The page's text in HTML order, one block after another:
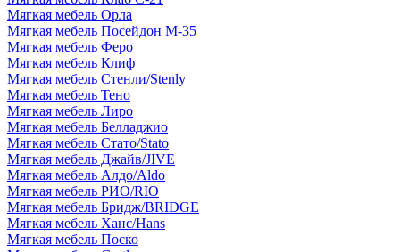
Мягкая мебель Орла
Мягкая мебель Посейдон М-35
Мягкая мебель Феро
Мягкая мебель Клиф
Мягкая мебель Стенли/Stenly
Мягкая мебель Тено
Мягкая мебель Лиро
Мягкая мебель Белладжио
Мягкая мебель Стато/Stato
Мягкая мебель Джайв/JIVE
Мягкая мебель Алдо/Aldo
Мягкая мебель РИО/RIO
Мягкая мебель Бридж/BRIDGE
Мягкая мебель Ханс/Hans
Мягкая мебель Поско